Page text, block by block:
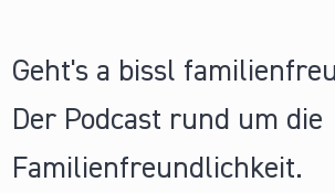
Geht's a bissl
Der Podcast rund um die
Familienfreundlichkeit.